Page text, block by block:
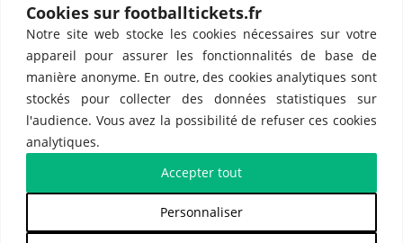
Cookies sur footballtickets.fr
Notre site web stocke les cookies nécessaires sur votre
appareil pour assurer les fonctionnalités de base de
manière anonyme. En outre, des cookies analytiques sont
stockés pour collecter des données statistiques sur
l'audience. Vous avez la possibilité de refuser ces cookies
analytiques.
Personnaliser
Accepter tout
ETTS 365 SL, Rambla de Catalunya 38, 8, 1, 08007 Barcelone, Espagne |
Partenaires de l'US Changé 53 💙et de l'US Bretons de Paris 🤍